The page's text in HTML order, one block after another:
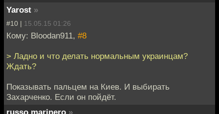
Yarost »
#10 | 15.05.15 01:26
Кому: Bloodan911, #8
> Ладно и что делать нормальным украинцам?
Ждать?
Показывать пальцем на Киев. И выбирать
Захарченко. Если он пойдёт.
russo marinero »